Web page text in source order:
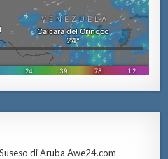
di Aruba Awe24.com